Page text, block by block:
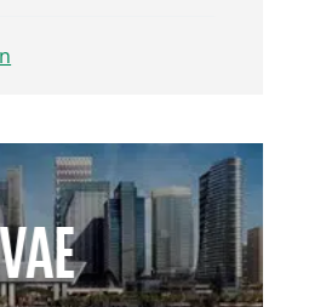
VAE